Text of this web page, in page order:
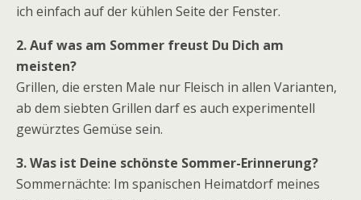
ich einfach auf der kühlen Seite der Fenster.
2. Auf was am Sommer freust Du Dich am
meisten?
Grillen, die ersten Male nur Fleisch in allen Varianten,
ab dem siebten Grillen darf es auch experimentell
gewürztes Gemüse sein.
3. Was ist Deine schönste Sommer-Erinnerung?
Sommernächte: Im spanischen Heimatdorf meines